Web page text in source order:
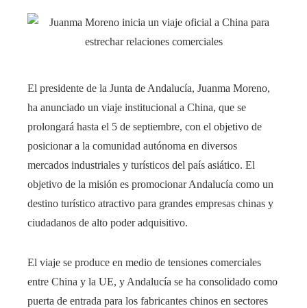
El presidente de la Junta de Andalucía, Juanma Moreno,
ha anunciado un viaje institucional a China, que se
prolongará hasta el 5 de septiembre, con el objetivo de
posicionar a la comunidad autónoma en diversos
mercados industriales y turísticos del país asiático. El
objetivo de la misión es promocionar Andalucía como un
destino turístico atractivo para grandes empresas chinas y
ciudadanos de alto poder adquisitivo.
El viaje se produce en medio de tensiones comerciales
entre China y la UE, y Andalucía se ha consolidado como
puerta de entrada para los fabricantes chinos en sectores